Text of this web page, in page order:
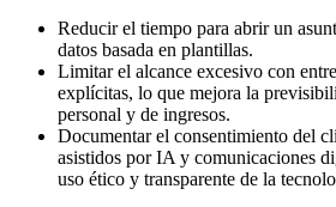
Reducir el tiempo para abrir un
datos basada en plantillas.
Limitar el alcance excesivo con
explícitas, lo que mejora la
personal y de ingresos.
Documentar el consentimiento del
asistidos por IA y comunicaciones
uso ético y transparente de la